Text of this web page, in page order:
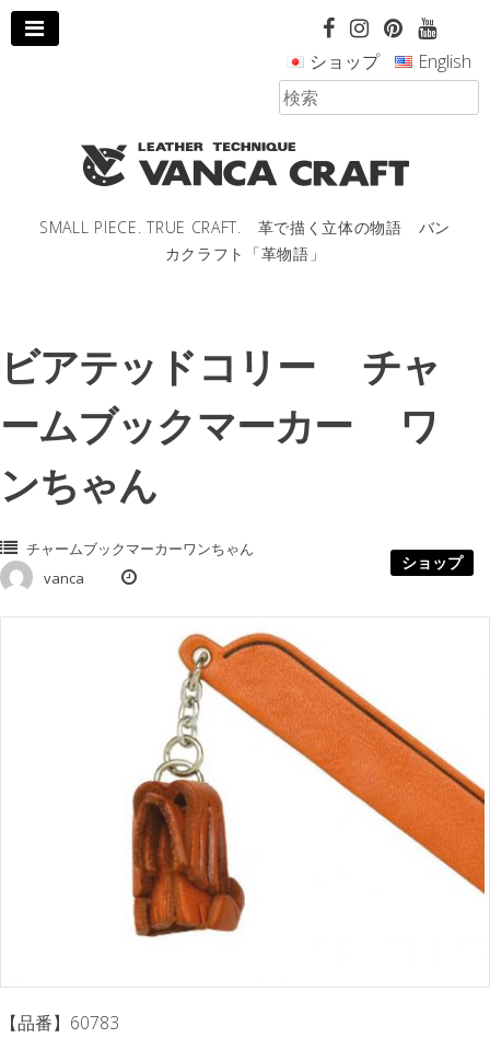
コ
ン
SMALL PIECE. TRUE CRAFT. 革で描く立体の物語 バン
カクラフト「革物語」
ショップ English
ビアテッドコリー チャ
ームブックマーカー ワ
ンちゃん
ショップ
チャームブックマーカーワンちゃん
vanca
【品番】60783